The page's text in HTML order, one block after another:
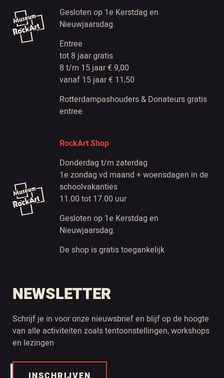
Gesloten op 1e Kerstdag en
Nieuwjaarsdag.
Entree
tot 8 jaar gratis
8 t/m 15 jaar € 9,00
vanaf 15 jaar € 11,50
Rotterdampashouders & Donateurs gratis
entree.
RockArt Shop
Donderdag t/m zaterdag
1e zondag vd maand + woensdagen in de
schoolvakanties
11.00 tot 17.00 uur
Gesloten op 1e Kerstdag en
Nieuwjaarsdag.
De shop is gratis toegankelijk
NEWSLETTER
Schrijf je in voor onze nieuwsbrief en blijf op de hoogte
van alle activiteiten zoals tentoonstellingen, workshops
en lezingen